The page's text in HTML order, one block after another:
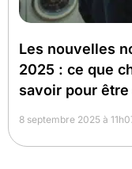
Les nouvelles
2025 : ce que
savoir pour
8 septembre 2025 à